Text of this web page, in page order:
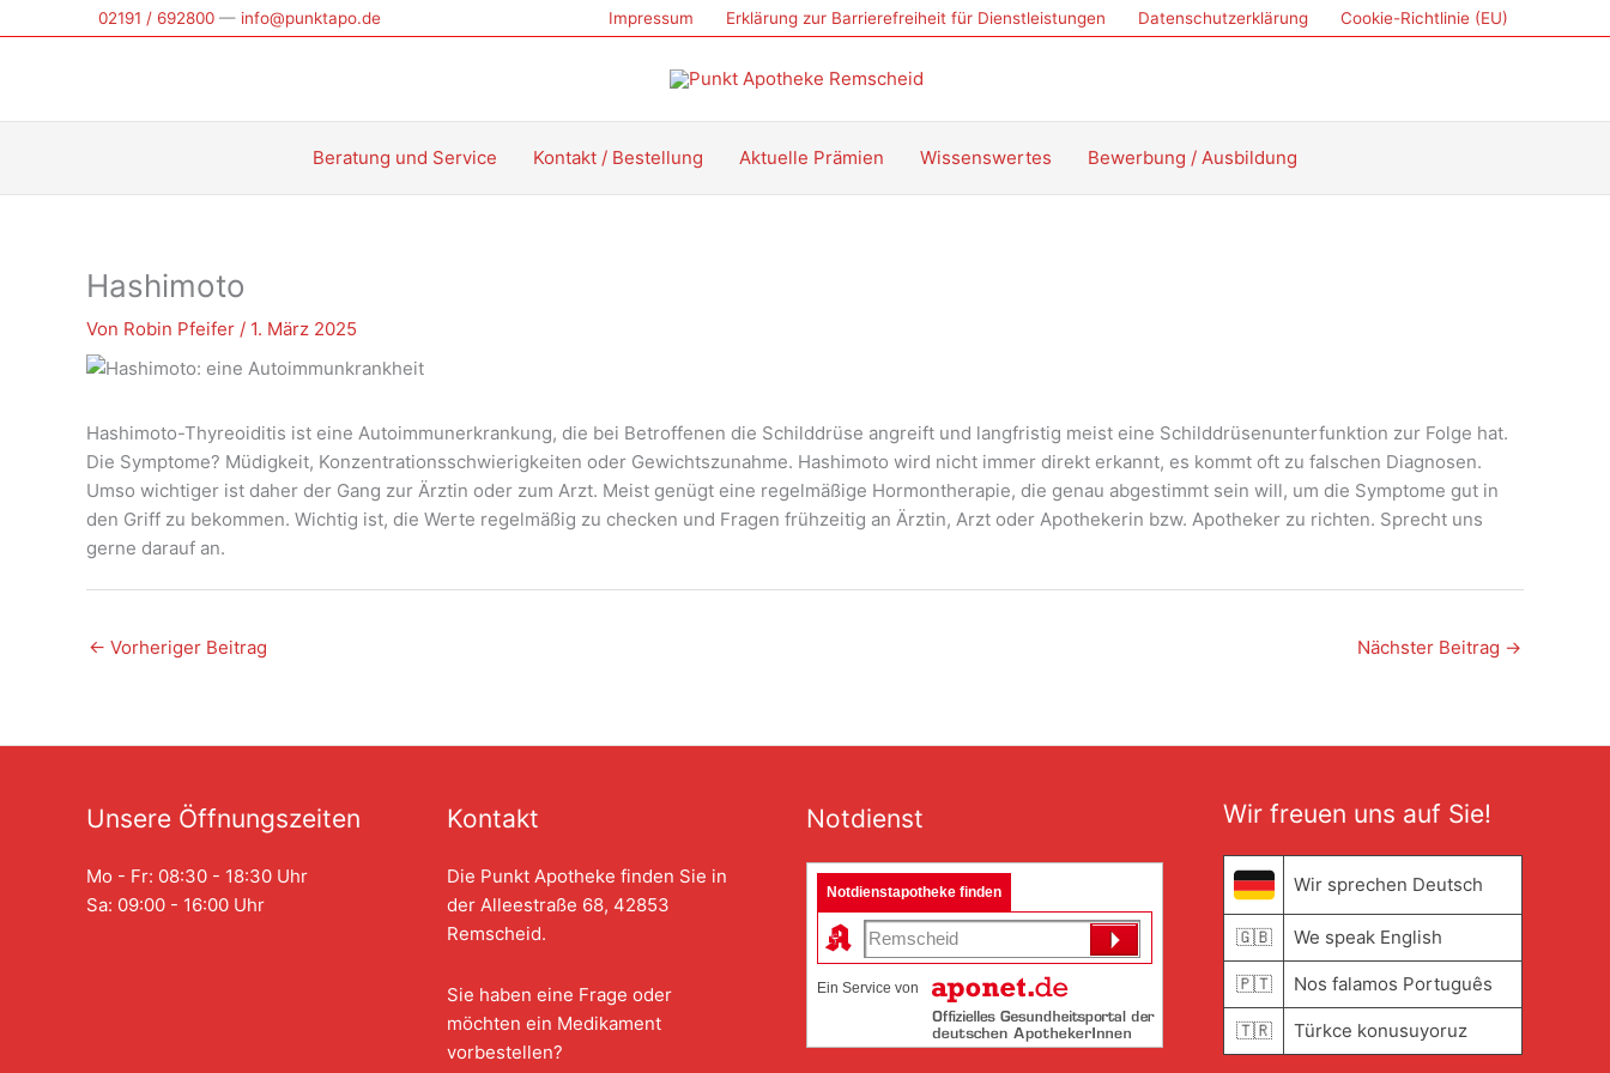
Inhalt
02191 / 692800 — info@punktapo.de Impressum Erklärung zur Barrierefreiheit für Dienstleistungen Datenschutzerklärung Cookie-Richtlinie (EU)
Beratung und Service Kontakt / Bestellung Aktuelle Prämien Wissenswertes Bewerbung / Ausbildung
Hashimoto
Von Robin Pfeifer / 1. März 2025
Hashimoto-Thyreoiditis ist eine Autoimmunerkrankung, die bei Betroffenen die Schilddrüse angreift und langfristig meist eine Schilddrüsenunterfunktion zur Folge hat.
Die Symptome? Müdigkeit, Konzentrationsschwierigkeiten oder Gewichtszunahme. Hashimoto wird nicht immer direkt erkannt, es kommt oft zu falschen Diagnosen.
Umso wichtiger ist daher der Gang zur Ärztin oder zum Arzt. Meist genügt eine regelmäßige Hormontherapie, die genau abgestimmt sein will, um die Symptome gut in
den Griff zu bekommen. Wichtig ist, die Werte regelmäßig zu checken und Fragen frühzeitig an Ärztin, Arzt oder Apothekerin bzw. Apotheker zu richten. Sprecht uns
gerne darauf an.
← Vorheriger Beitrag Nächster Beitrag →
Unsere Öffnungszeiten
Mo - Fr: 08:30 - 18:30 Uhr
Sa: 09:00 - 16:00 Uhr
Kontakt
Die Punkt Apotheke finden Sie in
der Alleestraße 68, 42853
Remscheid.
Sie haben eine Frage oder
möchten ein Medikament
vorbestellen?
Notdienst
Notdienstapotheke finden
Ein Service von
Wir freuen uns auf Sie!
Wir sprechen Deutsch
🇬🇧 We speak English
🇵🇹 Nos falamos Português
🇹🇷 Türkce konusuyoruz